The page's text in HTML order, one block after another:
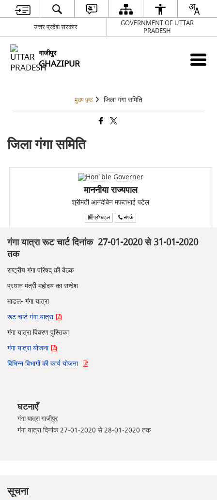
उत्तर प्रदेश सरकार
GOVERNMENT OF UTTAR
PRADESH
गाजीपुर
GHAZIPUR
मुख्य पृष्ठ जिला गंगा समिति
जिला गंगा समिति
माननीया राज्यपाल
श्रीमती आनंदीबेन मफतभाई पटेल
प्रोफाइल संपर्क
गंगा यात्रा रूट चार्ट दिनांक 27-01-2020 से 31-01-2020
तक
राष्ट्रीय गंगा परिषद् की बैठक
प्रधान मंत्री महोदय का सन्देश
माडल- गंगा यात्रा
रूट चार्ट गंगा यात्रा
गंगा यात्रा विवरण पुस्तिका
गंगा यात्रा योजना
विभिन्न विभागों की कार्य योजना
घटनाएँ
गंगा यात्रा गाजीपुर
गंगा यात्रा दिनांक 27-01-2020 से 28-01-2020 तक
सूचना